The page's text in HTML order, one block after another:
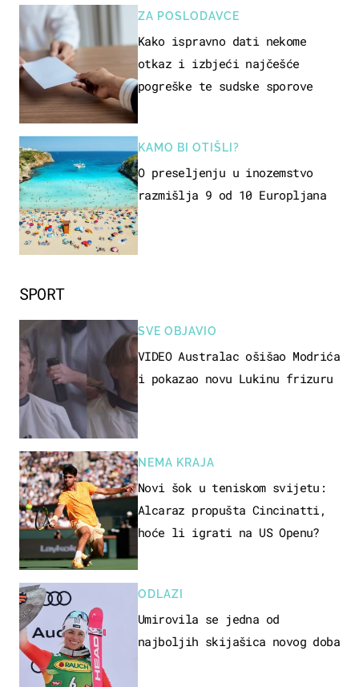
SPORT
SVE OBJAVIO
VIDEO Australac ošišao Modrića
i pokazao novu Lukinu frizuru
NEMA KRAJA
Novi šok u teniskom svijetu:
Alcaraz propušta Cincinatti,
hoće li igrati na US Openu?
ODLAZI
Umirovila se jedna od
najboljih skijašica novog doba
ZA POSLODAVCE
Kako ispravno dati nekome
otkaz i izbjeći najčešće
pogreške te sudske sporove
KAMO BI OTIŠLI?
O preseljenju u inozemstvo
razmišlja 9 od 10 Europljana